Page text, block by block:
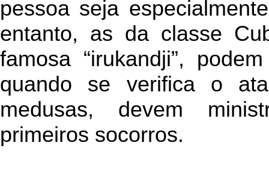
pessoa seja
entanto, as da classe
famosa “irukandji”,
quando se verifica o
medusas, devem
primeiros socorros.